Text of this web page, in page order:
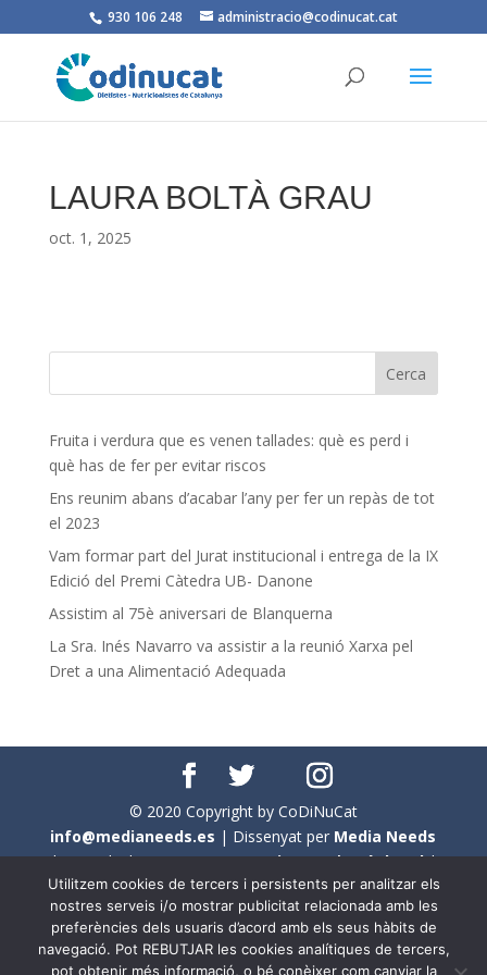
930 106 248 administracio@codinucat.cat
LAURA BOLTÀ GRAU
oct. 1, 2025
Fruita i verdura que es venen tallades: què es perd i
què has de fer per evitar riscos
Ens reunim abans d’acabar l’any per fer un repàs de tot
el 2023
Vam formar part del Jurat institucional i entrega de la IX
Edició del Premi Càtedra UB- Danone
Assistim al 75è aniversari de Blanquerna
La Sra. Inés Navarro va assistir a la reunió Xarxa pel
Dret a una Alimentació Adequada
© 2020 Copyright by CoDiNuCat
info@medianeeds.es | Dissenyat per Media Needs
| Tots els drets reservats aCoDiNuCat |Avís legal|
Avís per cookies
En aquest web s'ha tingut en compte l'ús no sexista del
llenguatge. No obstant això, i a causa de la seva
Utilitzem cookies de tercers i persistents per analitzar els
nostres serveis i/o mostrar publicitat relacionada amb les
preferències dels usuaris d’acord amb els seus hàbits de
navegació. Pot REBUTJAR les cookies analítiques de tercers,
pot obtenir més informació, o bé conèixer com canviar la